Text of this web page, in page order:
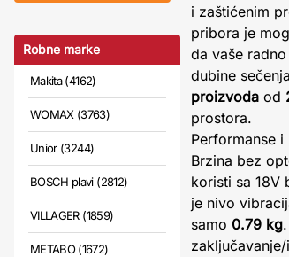
Robne marke
Makita (4162)
WOMAX (3763)
Unior (3244)
BOSCH plavi (2812)
VILLAGER (1859)
METABO (1672)
i zaštićenim
pribora je
da vaše
dubine
proizvoda od
prostora.
Performanse i
Brzina bez
koristi sa 18V
je nivo
samo 0.79 kg